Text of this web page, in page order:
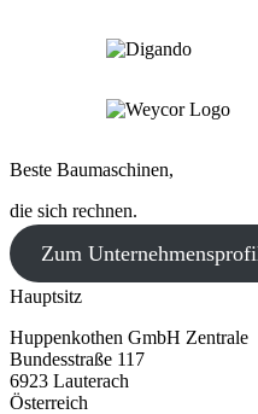
Beste Baumaschinen,
die sich rechnen.
Zum
Hauptsitz
Huppenkothen GmbH Zentrale
Bundesstraße 117
6923 Lauterach
Österreich